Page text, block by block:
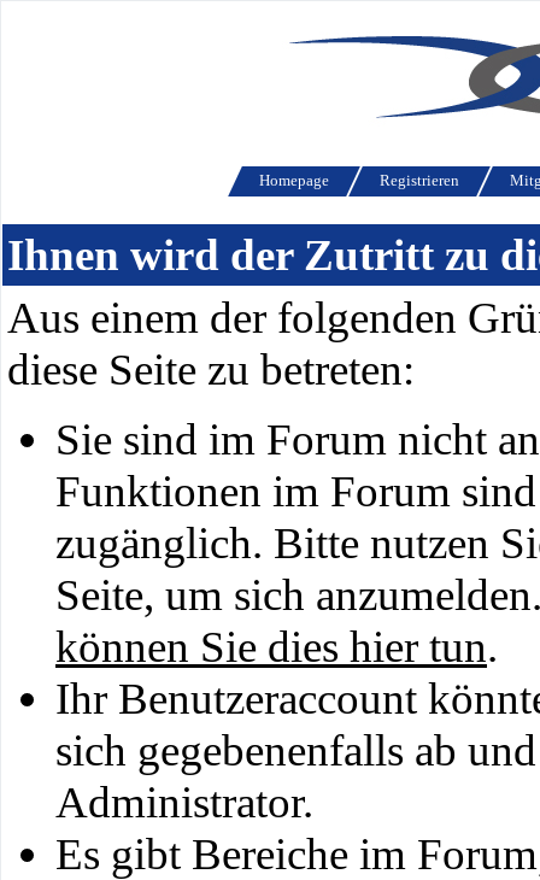
Homepage Registrieren
Ihnen wird der Zutritt zu
Aus einem der folgenden
diese Seite zu betreten:
Sie sind im Forum nicht
Funktionen im Forum
zugänglich. Bitte nutzen
Seite, um sich
können Sie dies hier tun.
Ihr Benutzeraccount
sich gegebenenfalls ab
Administrator.
Es gibt Bereiche im